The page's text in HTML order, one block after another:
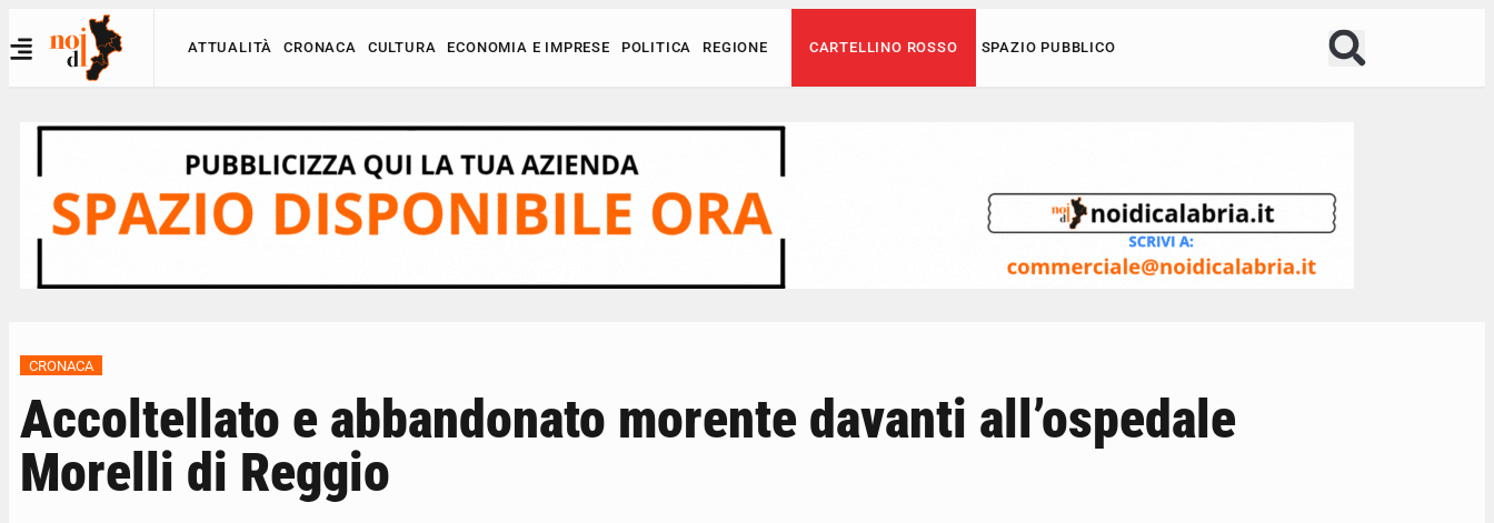
ATTUALITÀ CRONACA CULTURA ECONOMIA E IMPRESE POLITICA REGIONE CARTELLINO ROSSO SPAZIO PUBBLICO
CRONACA
Accoltellato e abbandonato morente davanti all’ospedale
Morelli di Reggio